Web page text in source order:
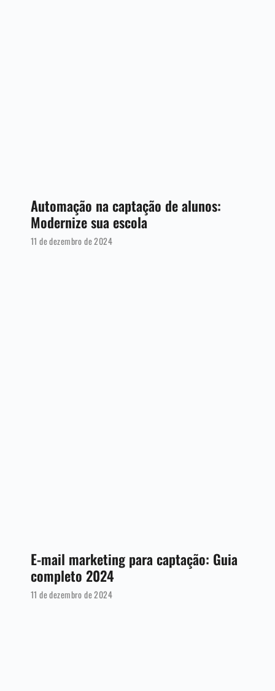
Automação na captação de alunos:
Modernize sua escola
11 de dezembro de 2024
E-mail marketing para captação: Guia
completo 2024
11 de dezembro de 2024